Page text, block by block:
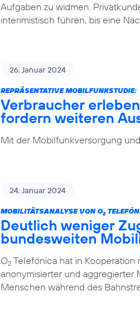
Aufgaben zu widmen.
interimistisch führen, bis eine
26. Januar 2024
REPRÄSENTATIVE MOBILFUNKSTUDIE:
Verbraucher
fordern weiteren
Mit der Mobilfunkversorgung
24. Januar 2024
MOBILITÄTSANALYSE VON O2
Deutlich weniger
bundesweiten
O2 Telefónica hat in Kooperation
anonymisierter und aggregierter
Menschen während des